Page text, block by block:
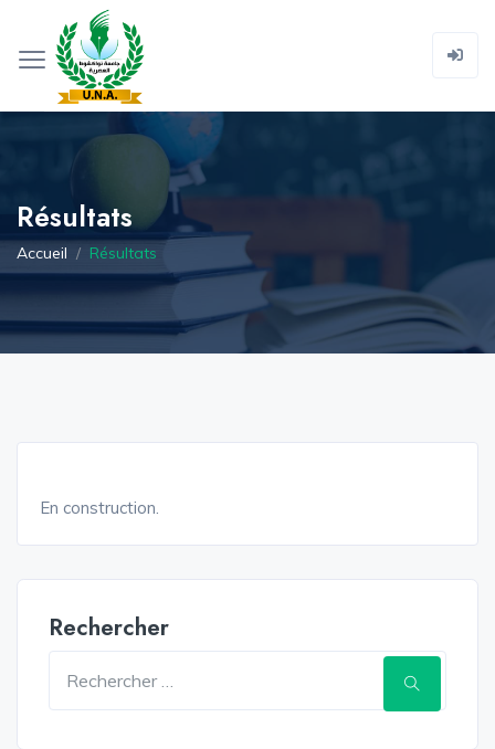
Résultats
Accueil Résultats
En construction.
Rechercher